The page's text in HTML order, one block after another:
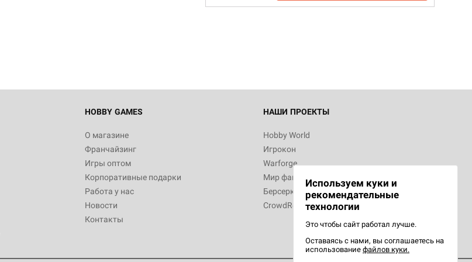
HOBBY GAMES
О магазине
Франчайзинг
Игры оптом
Корпоративные подарки
Работа у нас
Новости
Контакты
НАШИ ПРОЕКТЫ
Hobby World
Игрокон
Warforge
Мир фантастики
Берсерк
CrowdRepublic
Используем куки и
рекомендательные
технологии
Это чтобы сайт работал лучше.
Оставаясь с нами, вы соглашаетесь на
использование файлов куки.